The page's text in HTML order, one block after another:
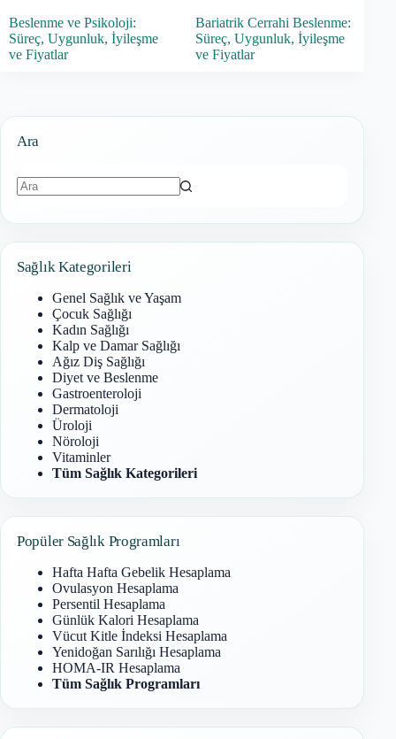
Beslenme ve Psikoloji:
Süreç, Uygunluk, İyileşme
ve Fiyatlar
Bariatrik Cerrahi Beslenme:
Süreç, Uygunluk, İyileşme
ve Fiyatlar
Ara
Sağlık Kategorileri
Genel Sağlık ve Yaşam
Çocuk Sağlığı
Kadın Sağlığı
Kalp ve Damar Sağlığı
Ağız Diş Sağlığı
Diyet ve Beslenme
Gastroenteroloji
Dermatoloji
Üroloji
Nöroloji
Vitaminler
Tüm Sağlık Kategorileri
Popüler Sağlık Programları
Hafta Hafta Gebelik Hesaplama
Ovulasyon Hesaplama
Persentil Hesaplama
Günlük Kalori Hesaplama
Vücut Kitle İndeksi Hesaplama
Yenidoğan Sarılığı Hesaplama
HOMA-IR Hesaplama
Tüm Sağlık Programları